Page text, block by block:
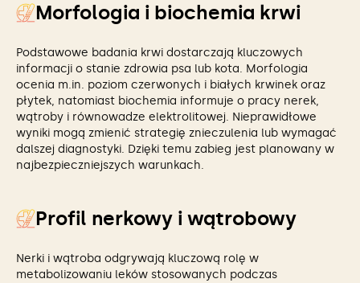
Morfologia i biochemia krwi
Podstawowe badania krwi dostarczają kluczowych
informacji o stanie zdrowia psa lub kota. Morfologia
ocenia m.in. poziom czerwonych i białych krwinek oraz
płytek, natomiast biochemia informuje o pracy nerek,
wątroby i równowadze elektrolitowej. Nieprawidłowe
wyniki mogą zmienić strategię znieczulenia lub wymagać
dalszej diagnostyki. Dzięki temu zabieg jest planowany w
najbezpieczniejszych warunkach.
Profil nerkowy i wątrobowy
Nerki i wątroba odgrywają kluczową rolę w
metabolizowaniu leków stosowanych podczas